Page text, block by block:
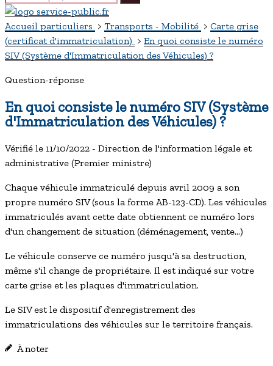
Accueil particuliers > Transports - Mobilité > Carte grise
(certificat d'immatriculation) > En quoi consiste le numéro
SIV (Système d'Immatriculation des Véhicules) ?
Question-réponse
En quoi consiste le numéro SIV (Système
d'Immatriculation des Véhicules) ?
Vérifié le 11/10/2022 - Direction de l'information légale et
administrative (Premier ministre)
Chaque véhicule immatriculé depuis avril 2009 a son
propre numéro SIV (sous la forme AB-123-CD). Les véhicules
immatriculés avant cette date obtiennent ce numéro lors
d'un changement de situation (déménagement, vente...)
Le véhicule conserve ce numéro jusqu'à sa destruction,
même s'il change de propriétaire. Il est indiqué sur votre
carte grise et les plaques d'immatriculation.
Le SIV est le dispositif d'enregistrement des
immatriculations des véhicules sur le territoire français.
À noter